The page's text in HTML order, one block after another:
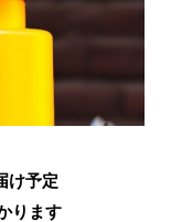
け予定
ります